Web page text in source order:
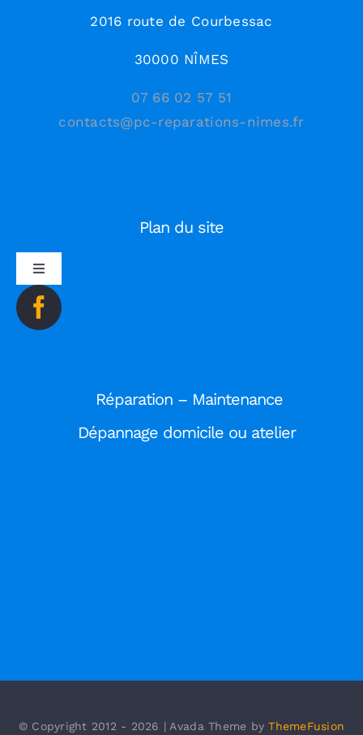
2016 route de Courbessac
30000 NÎMES
07 66 02 57 51
contacts@pc-reparations-nimes.fr
Plan du site
Toggle
Navigation
ACCUEIL
Réparation – Maintenance
Dépannage domicile ou atelier
© Copyright 2012 - 2026 | Avada Theme byThemeFusion